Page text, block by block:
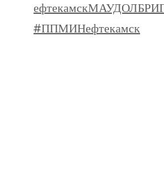
#ППМИНефтекамск